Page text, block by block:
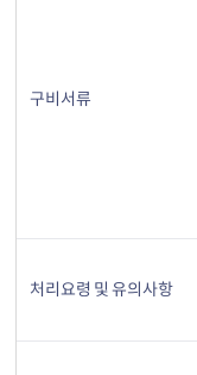
구비서류
처리요령 및 유의사항